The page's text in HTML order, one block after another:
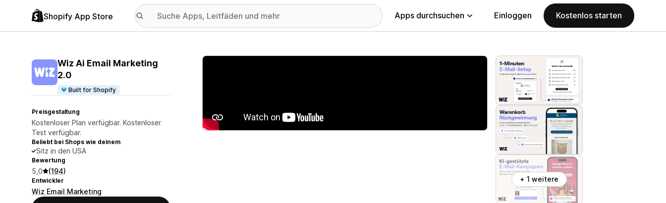
Shopify App Store Apps durchsuchen Einloggen Kostenlos starten
Wiz Ai Email Marketing
2.0
Built for Shopify
Preisgestaltung
Kostenloser Plan verfügbar. Kostenloser
Test verfügbar.
Beliebt bei Shops wie deinem
Sitz in den USA
Bewertung
5,0 (194)
Entwickler
Wiz Email Marketing
Vorgestellte Bildergalerie
+ 1 weitere